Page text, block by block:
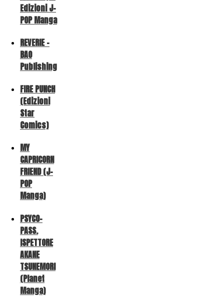
Edizioni J-
POP Manga
REVERIE -
BAO
Publishing
FIRE PUNCH
(Edizioni
Star
Comics)
MY
CAPRICORN
FRIEND (J-
POP
Manga)
PSYCO-
PASS.
ISPETTORE
AKANE
TSUNEMORI
(Planet
Manga)